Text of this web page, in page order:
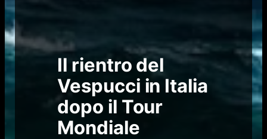
Il rientro del
Vespucci in Italia
dopo il Tour
Mondiale